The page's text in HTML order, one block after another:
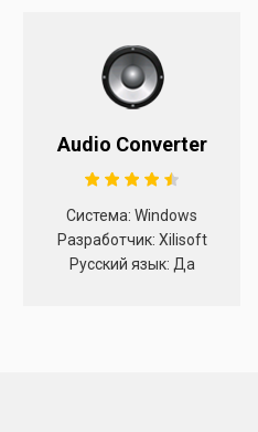
Audio Converter
Система: Windows
Разработчик: Xilisoft
Русский язык: Да